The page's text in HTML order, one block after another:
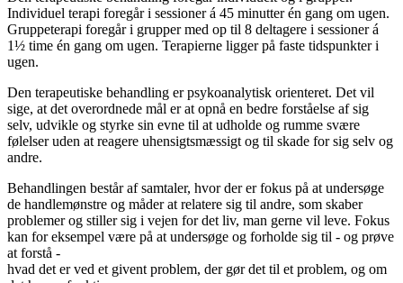
Individuel terapi foregår i sessioner á 45 minutter én gang om ugen.
Gruppeterapi foregår i grupper med op til 8 deltagere i sessioner á
1½ time én gang om ugen. Terapierne ligger på faste tidspunkter i
ugen.
Den terapeutiske behandling er psykoanalytisk orienteret. Det vil
sige, at det overordnede mål er at opnå en bedre forståelse af sig
selv, udvikle og styrke sin evne til at udholde og rumme svære
følelser uden at reagere uhensigtsmæssigt og til skade for sig selv og
andre.
Behandlingen består af samtaler, hvor der er fokus på at undersøge
de handlemønstre og måder at relatere sig til andre, som skaber
problemer og stiller sig i vejen for det liv, man gerne vil leve. Fokus
kan for eksempel være på at undersøge og forholde sig til - og prøve
at forstå -
hvad det er ved et givent problem, der gør det til et problem, og om